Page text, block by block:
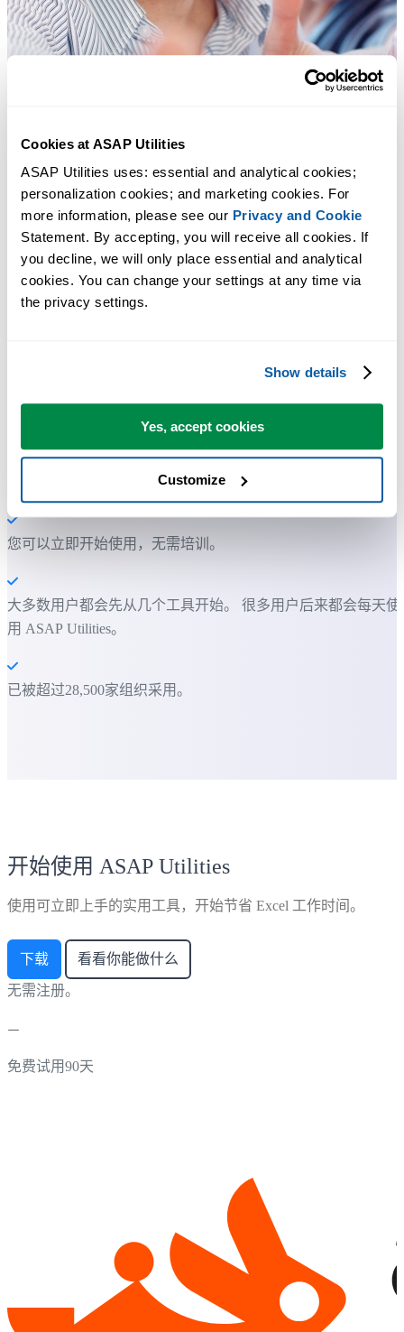
Cookies at ASAP Utilities
ASAP Utilities uses: essential and analytical cookies;
personalization cookies; and marketing cookies. For
more information, please see our Privacy and Cookie
Statement. By accepting, you will receive all cookies. If
you decline, we will only place essential and analytical
cookies. You can change your settings at any time via
the privacy settings.
Show details
Yes, accept cookies
Customize
许多 Excel 用户希望 Excel 内置的实用工具
节省 Excel 工作时间，简单高效。
ASAP Utilities 帮助您节省时间，并实现 Excel 本身无法完成的
您可以立即开始使用，无需培训。
大多数用户都会先从几个工具开始。 很多用户后来都会每天使
用 ASAP Utilities。
已被超过28,500家组织采用。
开始使用 ASAP Utilities
使用可立即上手的实用工具，开始节省 Excel 工作时间。
下载 看看你能做什么
无需注册。
免费试用90天